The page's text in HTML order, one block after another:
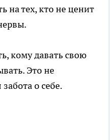
на тех, кто не ценит
кому давать свою
Это не
о себе.